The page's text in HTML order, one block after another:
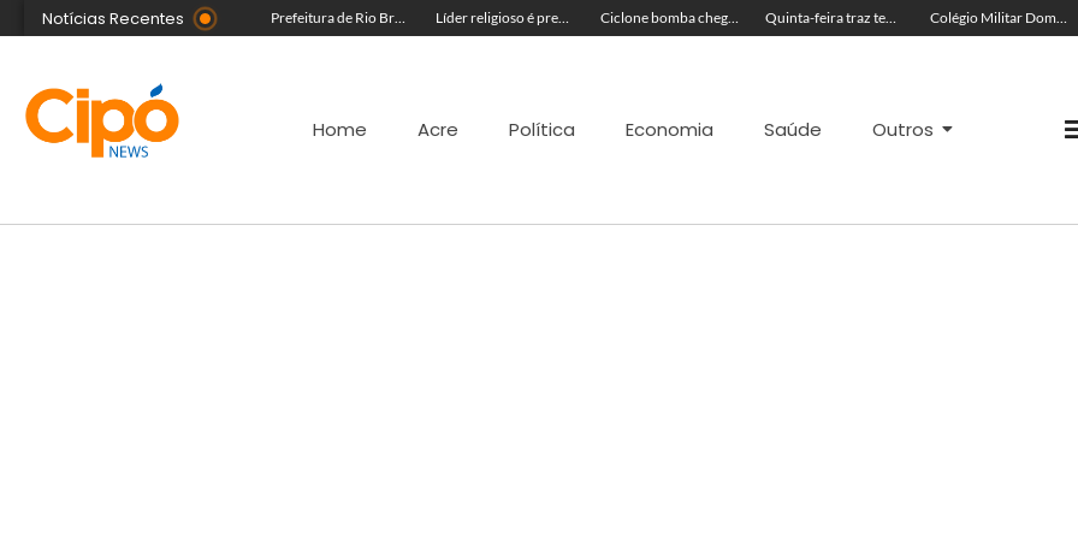
Notícias Recentes
Morador fica ferido após acidente com terçado em comunidade rural no Acre Prefeitura de Rio Branco leva prevenção à Expoacre e destaca trabalho dos agentes de saúde Líder religioso é preso por transformar fiéis em escravos sexuais Ciclone bomba chega ao Brasil hoje e Defesa Civil Nacional faz alerta Quinta-feira traz tempo abafado, ventos fortes e máximas de 36ºC no Acre Colégio Militar Dom Pedro II obtém maior nota do Ideb no Acre
Home Acre Política Economia Saúde Outros